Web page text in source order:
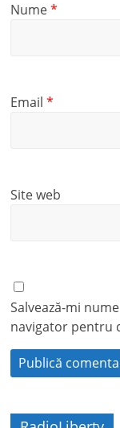
Nume*
Email*
Site web
Salvează-mi
navigator pentru